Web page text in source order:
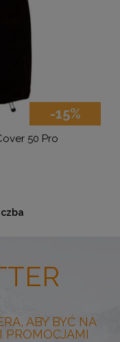
-15%
50 Pro
ABY BYĆ NA
PROMOCJAMI